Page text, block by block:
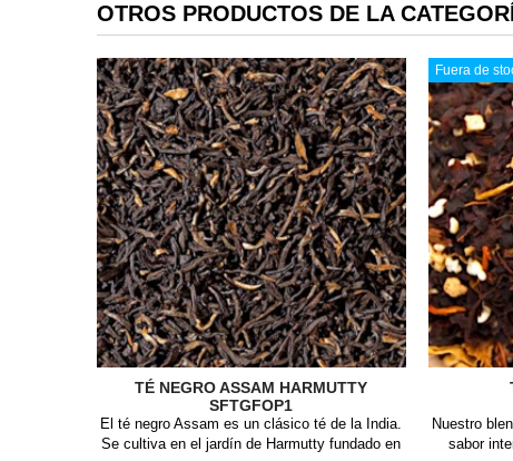
OTROS PRODUCTOS DE LA
TÉ NEGRO ASSAM HARMUTTY
SFTGFOP1
El té negro Assam es un clásico té de la India.
Se cultiva en el jardín de Harmutty fundado en
Fuera de
Nuestro
sabor